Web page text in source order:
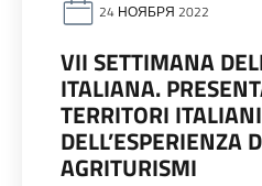
24 НОЯБРЯ 2022
VII SETTIMANA
ITALIANA.
TERRITORI
DELL’ESPERIENZA
AGRITURISMI